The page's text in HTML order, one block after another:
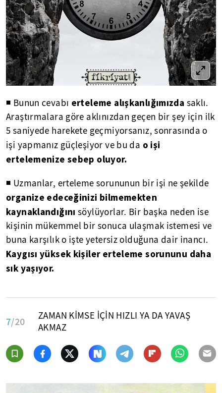
◾ Bunun cevabı erteleme alışkanlığımızda saklı.
Araştırmalara göre aklınızdan geçen bir şey için ilk
5 saniyede harekete geçmiyorsanız, sonrasında o
işi yapmanız güçleşiyor ve bu da o işi
ertelemenize sebep oluyor.
◾ Uzmanlar, erteleme sorununun bir işi ne şekilde
organize edeceğinizi bilmemekten
kaynaklandığını söylüyorlar. Bir başka neden ise
kişinin mükemmel bir sonuca ulaşmak istemesi ve
buna karşılık o işte yetersiz olduğuna dair inancı.
Kaygısı yüksek kişiler erteleme sorununu daha
sık yaşıyor.
7/20
ZAMAN KİMSE İÇİN HIZLI YA DA YAVAŞ
AKMAZ